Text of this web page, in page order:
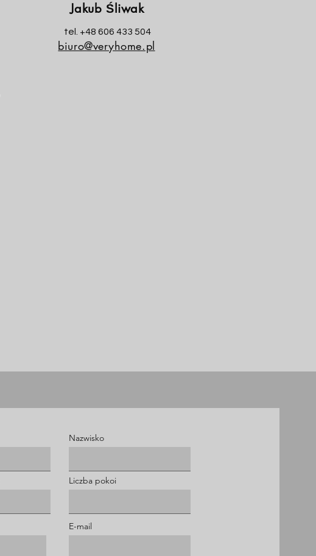
Jakub Śliwak
tel. ‭+48 606 433 504‬
biuro@veryhome.pl
Nazwisko
Liczba pokoi
E-mail